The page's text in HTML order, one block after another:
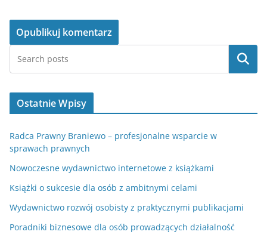
Szukaj
Ostatnie Wpisy
Radca Prawny Braniewo – profesjonalne wsparcie w
sprawach prawnych
Nowoczesne wydawnictwo internetowe z książkami
Książki o sukcesie dla osób z ambitnymi celami
Wydawnictwo rozwój osobisty z praktycznymi publikacjami
Poradniki biznesowe dla osób prowadzących działalność